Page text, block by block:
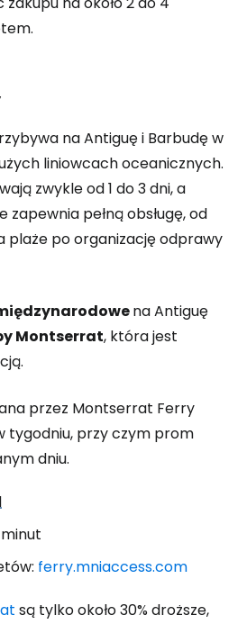
na Antiguę i Barbudę w
liniowcach oceanicznych.
zwykle od 1 do 3 dni, a
zapewnia pełną obsługę, od
plaże po organizację odprawy
na Antiguę
Montserrat, która jest
przez Montserrat Ferry
tygodniu, przy czym prom
dniu.
ferry.mniaccess.com
są tylko około 30% droższe,